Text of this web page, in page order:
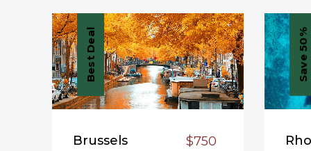
Best Deal
Brussels $750
Save 50%